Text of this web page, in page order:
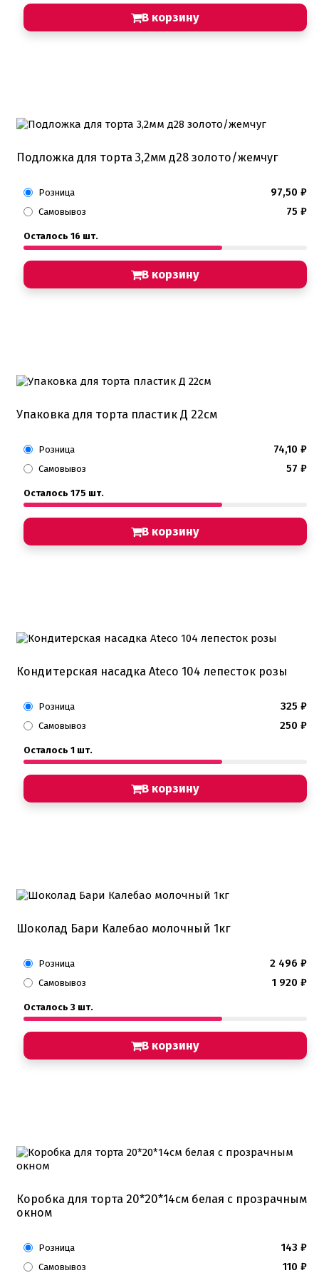
В корзину
Подложка для торта 3,2мм д28 золото/жемчуг
Розница 97,50 ₽
Самовывоз 75 ₽
Осталось 16 шт.
В корзину
Упаковка для торта пластик Д 22см
Розница 74,10 ₽
Самовывоз 57 ₽
Осталось 175 шт.
В корзину
Кондитерская насадка Ateco 104 лепесток розы
Розница 325 ₽
Самовывоз 250 ₽
Осталось 1 шт.
В корзину
Шоколад Бари Калебао молочный 1кг
Розница 2 496 ₽
Самовывоз 1 920 ₽
Осталось 3 шт.
В корзину
Коробка для торта 20*20*14см белая с прозрачным
окном
Розница 143 ₽
Самовывоз 110 ₽